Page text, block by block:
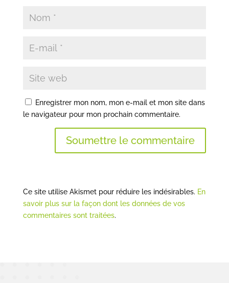
Enregistrer mon nom, mon e-mail et mon site dans
le navigateur pour mon prochain commentaire.
Soumettre le commentaire
Ce site utilise Akismet pour réduire les indésirables. En
savoir plus sur la façon dont les données de vos
commentaires sont traitées.